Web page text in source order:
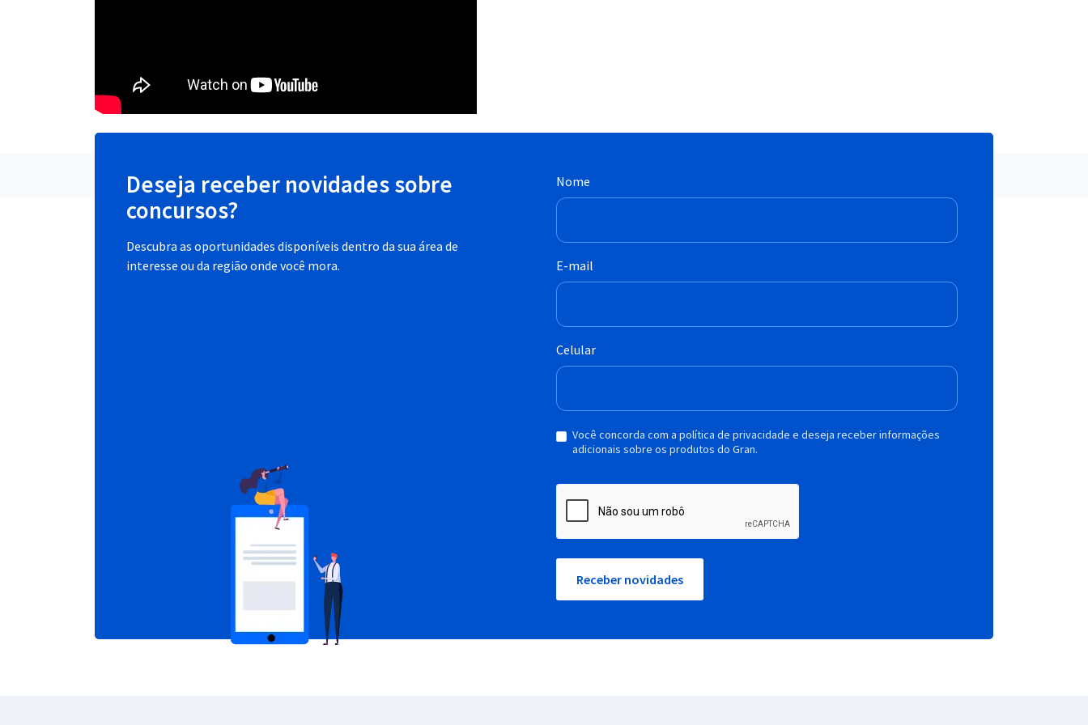
Deseja receber novidades sobre
concursos?
Descubra as oportunidades disponíveis dentro da sua área de
interesse ou da região onde você mora.
Nome
E-mail
Celular
Você concorda com a política de privacidade e deseja receber informações
adicionais sobre os produtos do Gran.
Receber novidades